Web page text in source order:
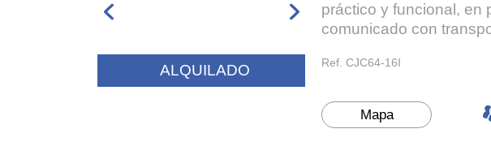
ALQUILADO
práctico y funcional, en
comunicado con
Ref. CJC64-16I
Mapa